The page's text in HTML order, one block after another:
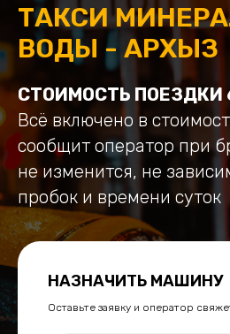
ТАКСИ
ВОДЫ - АРХЫЗ
СТОИМОСТЬ ПОЕЗДКИ
Всё включено в
сообщит оператор при
не изменится, не
пробок и времени суток
НАЗНАЧИТЬ МАШИНУ
Оставьте заявку и оператор